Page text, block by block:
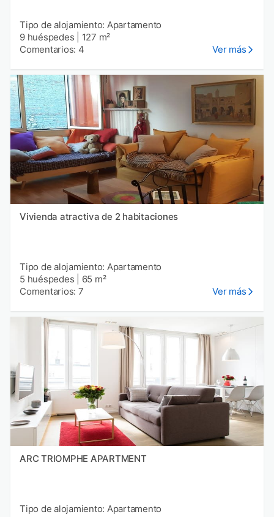
Tipo de alojamiento: Apartamento
9 huéspedes
127 m²
Comentarios: 4
Ver más
Vivienda atractiva de 2 habitaciones
Tipo de alojamiento: Apartamento
5 huéspedes
65 m²
Comentarios: 7
Ver más
ARC TRIOMPHE APARTMENT
Tipo de alojamiento: Apartamento